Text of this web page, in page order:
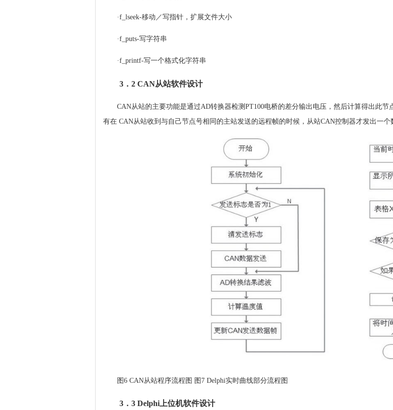
·f_lseek-移动／写指针，扩展文件大小
·f_puts-写字符串
·f_printf-写一个格式化字符串
3．2 CAN从站软件设计
CAN从站的主要功能是通过AD转换器检测PT100电桥的差分输出电压，然后计算得出此
有在 CAN从站收到与自己节点号相同的主站发送的远程帧的时候，从站CAN控制器才发出一个
图6 CAN从站程序流程图 图7 Delphi实时曲线部分流程图
3．3 Delphi上位机软件设计